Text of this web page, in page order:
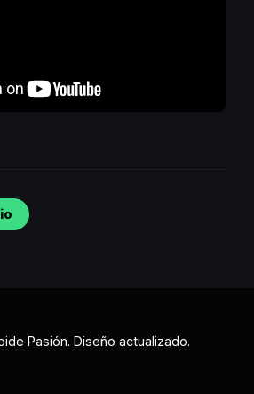
Pasión. Diseño actualizado.